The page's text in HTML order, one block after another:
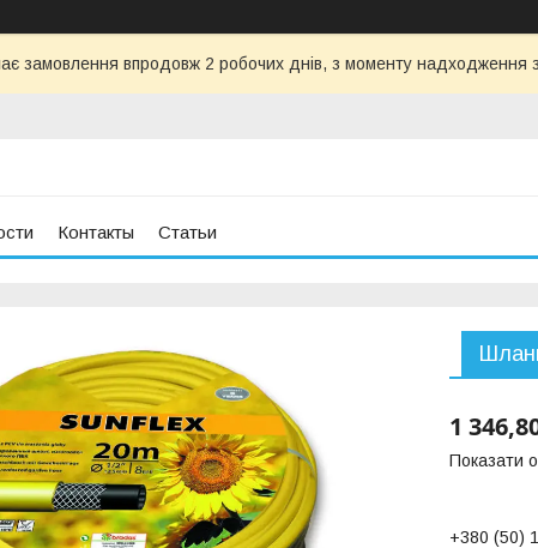
замовлення впродовж 2 робочих днів, з моменту надходження
Контакты Статьи
1
Показати
+380 (50)